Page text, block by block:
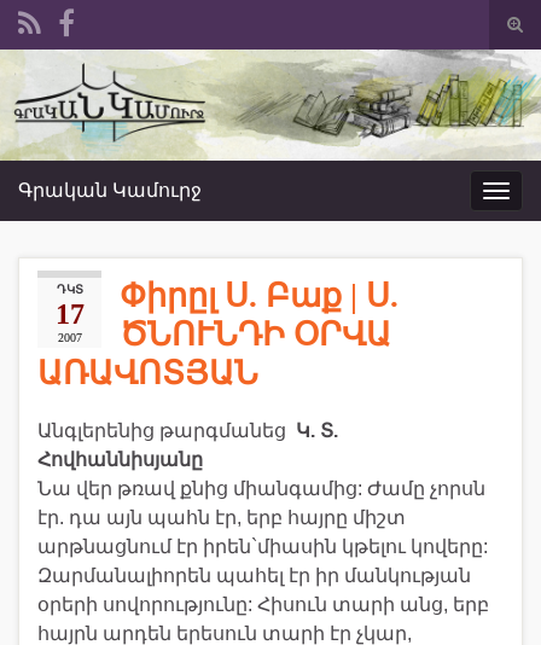
form
Search for:
Գրական Կամուրջ
ԴԿՏ
17
2007
Փիրըլ Ս. Բաք | Ս.
ԾՆՈՒՆԴԻ ՕՐՎԱ
ԱՌԱՎՈՏՅԱՆ
Անգլերենից թարգմանեց Կ. Տ.
Հովհաննիսյանը
Նա վեր թռավ քնից միանգամից: Ժամը չորսն
էր. դա այն պահն էր, երբ հայրը միշտ
արթնացնում էր իրեն`միասին կթելու կովերը:
Զարմանալիորեն պահել էր իր մանկության
օրերի սովորությունը: Հիսուն տարի անց, երբ
հայրն արդեն երեսուն տարի էր չկար,